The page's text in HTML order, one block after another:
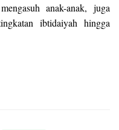
anak-anak, juga
ibtidaiyah hingga